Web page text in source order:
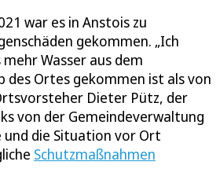
war es in Anstois zu
gekommen. „Ich
Wasser aus dem
des Ortes gekommen ist als von
Dieter Pütz, der
von der Gemeindeverwaltung
die Situation vor Ort
Schutzmaßnahmen